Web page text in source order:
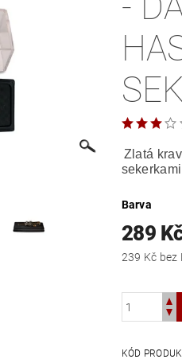
Zlatá
Barva
289
239 Kč
KÓD